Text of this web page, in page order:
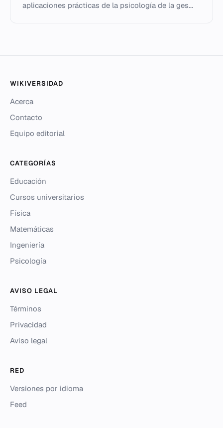
aplicaciones prácticas de la psicología de la ges...
WIKIVERSIDAD
Acerca
Contacto
Equipo editorial
CATEGORÍAS
Educación
Cursos universitarios
Física
Matemáticas
Ingeniería
Psicología
AVISO LEGAL
Términos
Privacidad
Aviso legal
RED
Versiones por idioma
Feed